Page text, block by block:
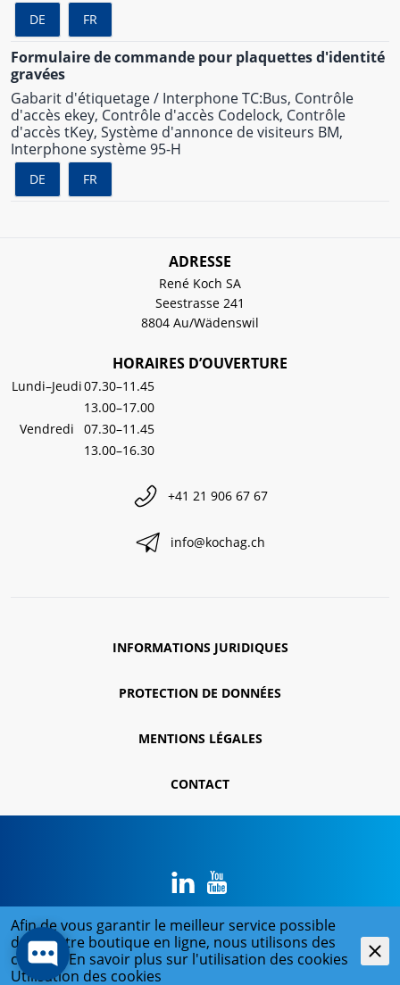
DE FR
Formulaire de commande pour plaquettes d'identité
gravées
Gabarit d'étiquetage / Interphone TC:Bus, Contrôle
d'accès ekey, Contrôle d'accès Codelock, Contrôle
d'accès tKey, Système d'annonce de visiteurs BM,
Interphone système 95-H
DE FR
ADRESSE
René Koch SA
Seestrasse 241
8804 Au/Wädenswil
HORAIRES D’OUVERTURE
Lundi–Jeudi07.30–11.45
13.00–17.00
Vendredi
07.30–11.45
13.00–16.30
+41 21 906 67 67
info@kochag.ch
INFORMATIONS JURIDIQUES
PROTECTION DE DONNÉES
MENTIONS LÉGALES
CONTACT
© 2026 René Koch SA
powered by polynorm
Afin de vous garantir le meilleur service possible
dans notre boutique en ligne, nous utilisons des
cookies. En savoir plus sur l'utilisation des cookies
Utilisation des cookies